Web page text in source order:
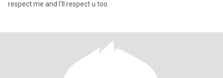
respect me and I'll respect u too.